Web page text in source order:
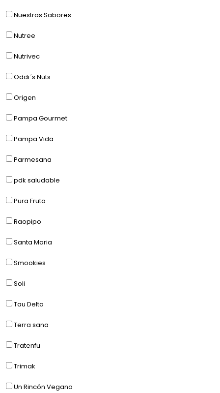
Nuestros Sabores
Nutree
Nutrivec
Oddi´s Nuts
Origen
Pampa Gourmet
Pampa Vida
Parmesana
pdk saludable
Pura Fruta
Raopipo
Santa Maria
Smookies
Soli
Tau Delta
Terra sana
Tratenfu
Trimak
Un Rincón Vegano